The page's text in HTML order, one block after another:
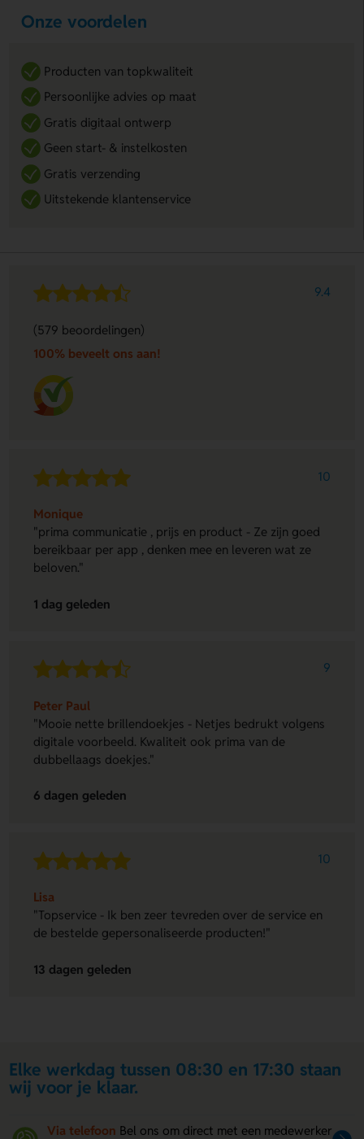
Onze voordelen
Producten van topkwaliteit
Persoonlijke advies op maat
Gratis digitaal ontwerp
Geen start- & instelkosten
Gratis verzending
Uitstekende klantenservice
9.4
(579 beoordelingen)
100% beveelt ons aan!
10
Monique
"prima communicatie , prijs en product - Ze zijn goed
bereikbaar per app , denken mee en leveren wat ze
beloven."
1 dag geleden
9
Peter Paul
"Mooie nette brillendoekjes - Netjes bedrukt volgens
digitale voorbeeld. Kwaliteit ook prima van de
dubbellaags doekjes."
6 dagen geleden
10
Lisa
"Topservice - Ik ben zeer tevreden over de service en
de bestelde gepersonaliseerde producten!"
13 dagen geleden
Elke werkdag tussen 08:30 en 17:30 staan
wij voor je klaar.
Via telefoon Bel ons om direct met een medewerker